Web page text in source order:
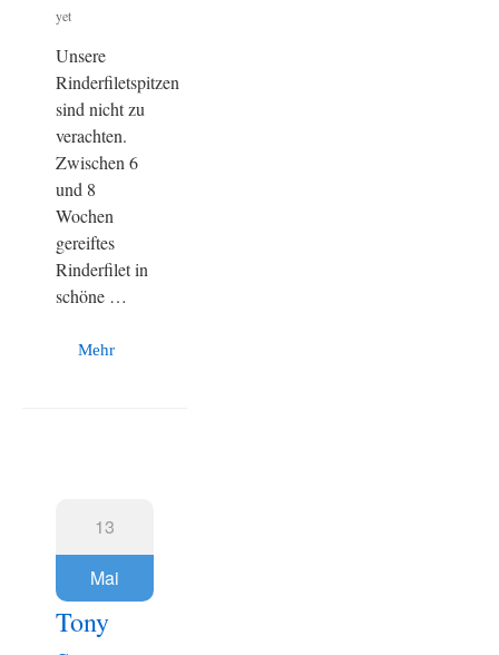
yet
Unsere
Rinderfiletspitzen
sind nicht zu
verachten.
Zwischen 6
und 8
Wochen
gereiftes
Rinderfilet in
schöne …
Mehr
13
Mai
Tony